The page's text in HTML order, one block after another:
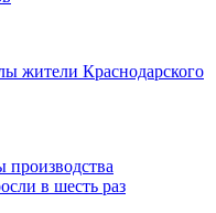
жители Краснодарского
производства
в шесть раз